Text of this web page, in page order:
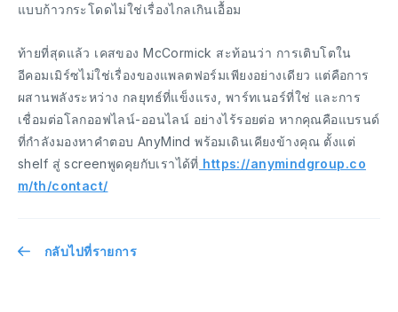
แบบก้าวกระโดดไม่ใช่เรื่องไกลเกินเอื้อม
ท้ายที่สุดแล้ว เคสของ McCormick สะท้อนว่า การเติบโตใน
อีคอมเมิร์ซไม่ใช่เรื่องของแพลตฟอร์มเพียงอย่างเดียว แต่คือการ
ผสานพลังระหว่าง กลยุทธ์ที่แข็งแรง, พาร์ทเนอร์ที่ใช่ และการ
เชื่อมต่อโลกออฟไลน์-ออนไลน์ อย่างไร้รอยต่อ หากคุณคือแบรนด์
ที่กำลังมองหาคำตอบ AnyMind พร้อมเดินเคียงข้างคุณ ตั้งแต่
shelf สู่ screenพูดคุยกับเราได้ที่ https://anymindgroup.co
m/th/contact/
กลับไปที่รายการ